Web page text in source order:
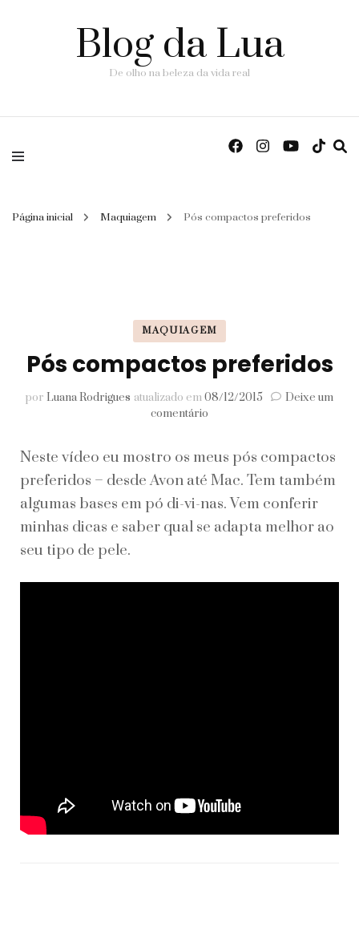
Blog da Lua
De olho na beleza da vida real
Página inicial Maquiagem Pós compactos preferidos
MAQUIAGEM
Pós compactos preferidos
por Luana Rodrigues atualizado em08/12/2015
Deixe um
comentário
preferidos
Neste vídeo eu mostro os meus pós compactos
preferidos – desde Avon até Mac. Tem também
algumas bases em pó di-vi-nas. Vem conferir
minhas dicas e saber qual se adapta melhor ao
seu tipo de pele.